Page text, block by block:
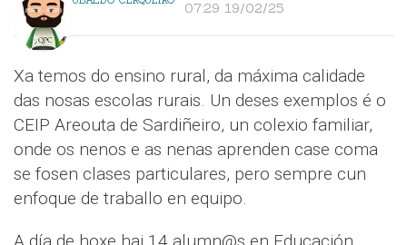
07:29 19/02/25
Xa temos do ensino rural, da máxima calidade
das nosas escolas rurais. Un deses exemplos é o
CEIP Areouta de Sardiñeiro, un colexio familiar,
onde os nenos e as nenas aprenden case coma
se fosen clases particulares, pero sempre cun
enfoque de traballo en equipo.